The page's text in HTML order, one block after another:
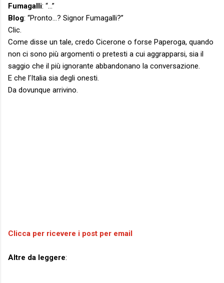
Fumagalli: “…”
Blog: “Pronto…? Signor Fumagalli?”
Clic.
Come disse un tale, credo Cicerone o forse Paperoga, quando
non ci sono più argomenti o pretesti a cui aggrapparsi, sia il
saggio che il più ignorante abbandonano la conversazione.
E che l’Italia sia degli onesti.
Da dovunque arrivino.
Clicca per ricevere i post per email
Altre da leggere: